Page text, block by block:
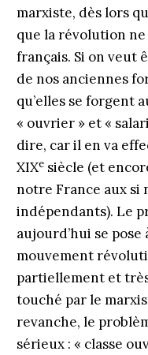
marxiste, dès lors
que la révolution ne
français. Si on veut
de nos anciennes
qu’elles se forgent
« ouvrier » et «
dire, car il en va
XIXesiècle (et
notre France aux si
indépendants). Le
aujourd’hui se
mouvement
partiellement et
touché par le
revanche, le
sérieux : « classe